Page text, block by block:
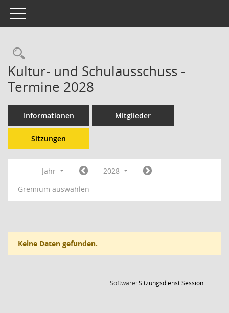
Toggle navigation
Kultur- und Schulausschuss -
Termine 2028
Informationen Mitglieder
Sitzungen
Jahr
2028
Gremium auswählen
Keine Daten gefunden.
Software:SitzungsdienstSession(Wird in